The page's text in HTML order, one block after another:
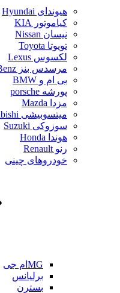
هیوندای Hyundai
کیاموتور KIA
نیسان Nissan
تویوتا Toyota
لکسوس Lexus
مرسدس بنز Benz
بی ام و BMW
پورشه porsche
مزدا Mazda
میتسوبیشی Mitsubishi
سوزوکی Suzuki
هوندا Honda
رنو Renault
خودروهای چینی
MGام جی
برلیانس
بسترن